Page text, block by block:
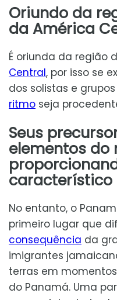
Oriundo da
da América
É oriunda da região
Central, por isso se
dos solistas e
ritmo seja
Seus
elementos do
característico
No entanto, o
primeiro lugar que
consequência da
imigrantes
terras em
do Panamá. Uma